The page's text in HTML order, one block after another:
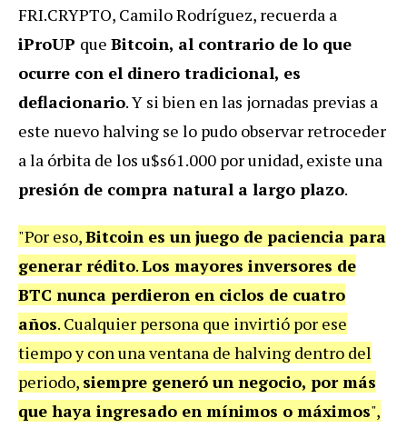
FRI.CRYPTO, Camilo Rodríguez, recuerda a
iProUP que Bitcoin, al contrario de lo que
ocurre con el dinero tradicional, es
deflacionario. Y si bien en las jornadas previas a
este nuevo halving se lo pudo observar retroceder
a la órbita de los u$s61.000 por unidad, existe una
presión de compra natural a largo plazo.
"Por eso,Bitcoin es un juego de paciencia para
generar rédito.Los mayores inversores de
BTC nunca perdieron en ciclos de cuatro
años. Cualquier persona que invirtió por ese
tiempo y con una ventana de halving dentro del
periodo, siempre generó un negocio, por más
que haya ingresado en mínimos o máximos",